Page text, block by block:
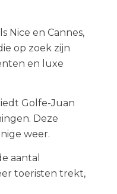
Nice en Cannes,
op zoek zijn
en luxe
Golfe-Juan
Deze
weer.
aantal
toeristen trekt,